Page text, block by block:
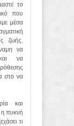
το
που
μέσα
ζωής.
να
να
στο να
και
πυκνή
τι